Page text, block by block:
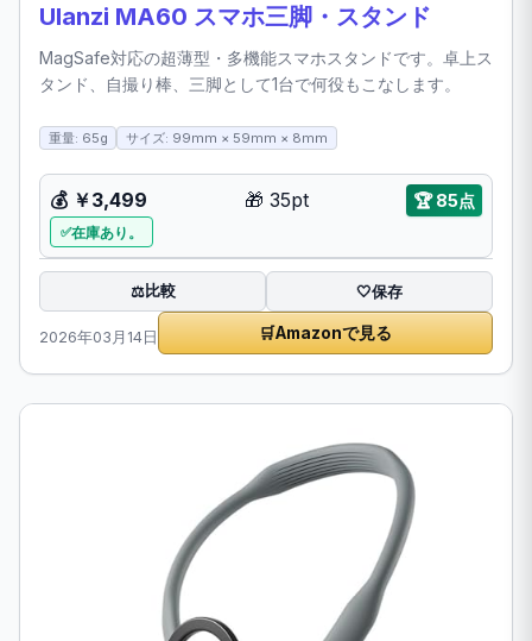
Ulanzi MA60 スマホ三脚・スタンド
MagSafe対応の超薄型・多機能スマホスタンドです。卓上ス
タンド、自撮り棒、三脚として1台で何役もこなします。
重量: 65g サイズ: 99mm × 59mm × 8mm
💰 ￥3,499 🎁 35pt 🏆85点
在庫あり。
⚖️比較 🤍保存
2026年03月14日 🛒Amazonで見る